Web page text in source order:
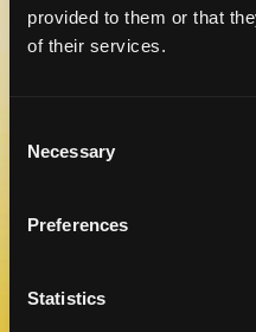
provided to them or that
of their services.
Selection
Necessary
Preferences
Statistics